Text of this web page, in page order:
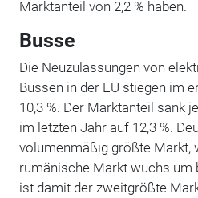
Marktanteil von 2,2 % haben.
Busse
Die Neuzulassungen von
Bussen in der EU stiegen im
10,3 %. Der Marktanteil sank
im letzten Jahr auf 12,3 %.
volumenmäßig größte Markt,
rumänische Markt wuchs um
ist damit der zweitgrößte